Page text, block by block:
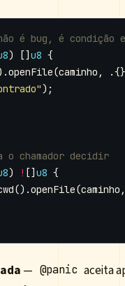
) [] u8 {
openFile(caminho ,
);
) ! [] u8 {
().openFile(caminho ,
— @panic aceita